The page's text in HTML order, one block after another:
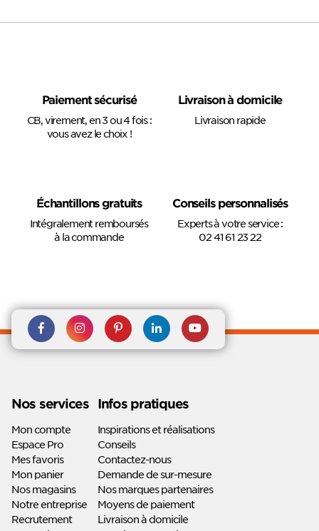
Paiement sécurisé
CB, virement, en 3 ou 4 fois :
vous avez le choix !
Livraison à domicile
Livraison rapide
Échantillons gratuits
Intégralement remboursés
à la commande
Conseils personnalisés
Experts à votre service :
02 41 61 23 22
Rejoignez nous sur Facebook
Suivez-nous sur
Instagram
Suivez-nous sur
Pinterest
Suivez-
nous sur
Suivez-
nous sur
Nos services
Mon compte
Espace Pro
Mes favoris
Mon panier
Nos magasins
Notre entreprise
Recrutement
Infos pratiques
Inspirations et réalisations
Conseils
Contactez-nous
Demande de sur-mesure
Nos marques partenaires
Moyens de paiement
Livraison à domicile